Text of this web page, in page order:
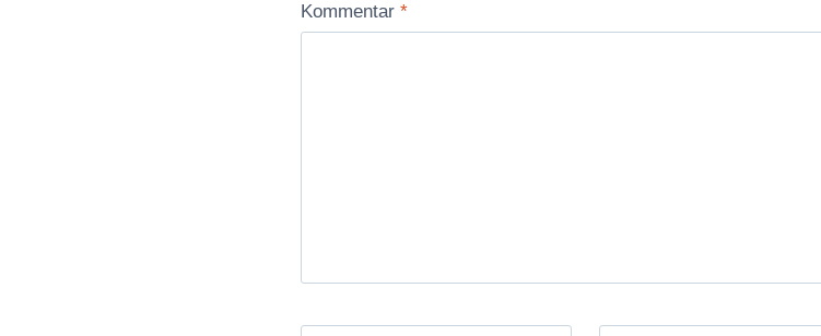
Kommentar *